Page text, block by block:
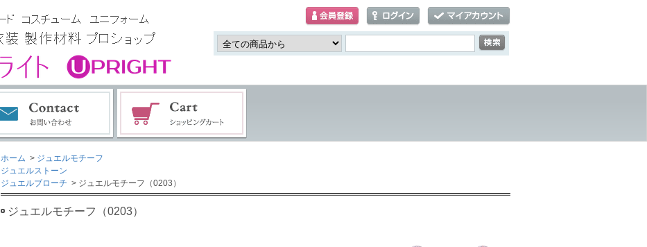
ホーム > ジュエルモチーフ
ジュエルストーン
ジュエルブローチ > ジュエルモチーフ（0203）
ジュエルモチーフ（0203）